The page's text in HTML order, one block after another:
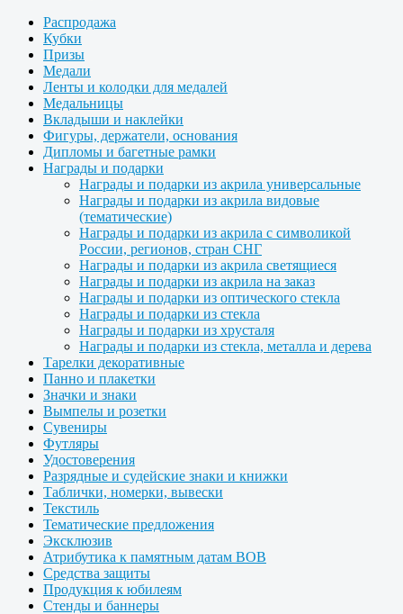
Распродажа
Кубки
Призы
Медали
Ленты и колодки для медалей
Медальницы
Вкладыши и наклейки
Фигуры, держатели, основания
Дипломы и багетные рамки
Награды и подарки
Награды и подарки из акрила универсальные
Награды и подарки из акрила видовые
(тематические)
Награды и подарки из акрила с символикой
России, регионов, стран СНГ
Награды и подарки из акрила светящиеся
Награды и подарки из акрила на заказ
Награды и подарки из оптического стекла
Награды и подарки из стекла
Награды и подарки из хрусталя
Награды и подарки из стекла, металла и дерева
Тарелки декоративные
Панно и плакетки
Значки и знаки
Вымпелы и розетки
Сувениры
Футляры
Удостоверения
Разрядные и судейские знаки и книжки
Таблички, номерки, вывески
Текстиль
Тематические предложения
Эксклюзив
Атрибутика к памятным датам ВОВ
Средства защиты
Продукция к юбилеям
Стенды и баннеры